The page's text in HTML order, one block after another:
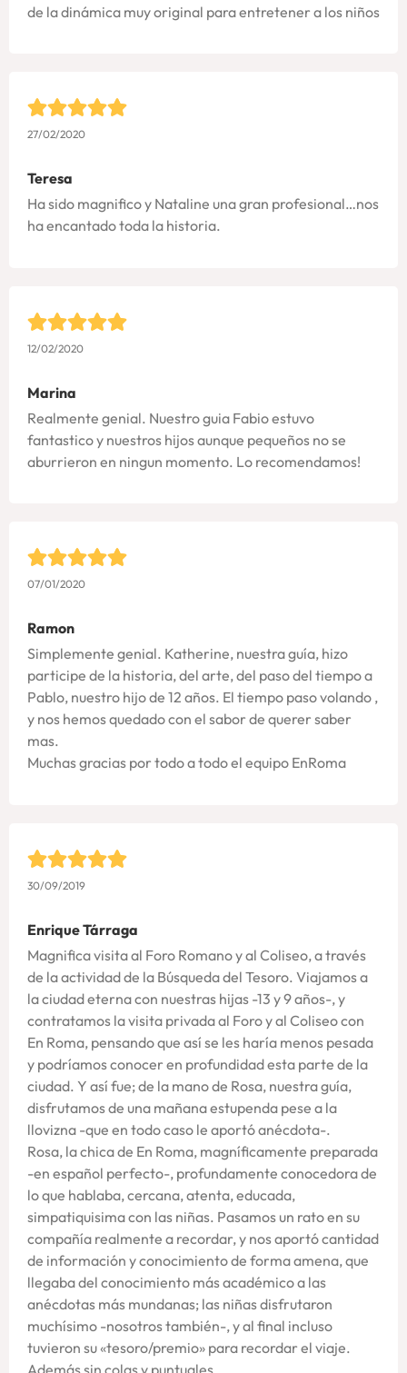
de la dinámica muy original para entretener a los niños
27/02/2020
Teresa
Ha sido magnifico y Nataline una gran profesional…nos
ha encantado toda la historia.
12/02/2020
Marina
Realmente genial. Nuestro guia Fabio estuvo
fantastico y nuestros hijos aunque pequeños no se
aburrieron en ningun momento. Lo recomendamos!
07/01/2020
Ramon
Simplemente genial. Katherine, nuestra guía, hizo
participe de la historia, del arte, del paso del tiempo a
Pablo, nuestro hijo de 12 años. El tiempo paso volando ,
y nos hemos quedado con el sabor de querer saber
mas.
Muchas gracias por todo a todo el equipo EnRoma
30/09/2019
Enrique Tárraga
Magnifica visita al Foro Romano y al Coliseo, a través
de la actividad de la Búsqueda del Tesoro. Viajamos a
la ciudad eterna con nuestras hijas -13 y 9 años-, y
contratamos la visita privada al Foro y al Coliseo con
En Roma, pensando que así se les haría menos pesada
y podríamos conocer en profundidad esta parte de la
ciudad. Y así fue; de la mano de Rosa, nuestra guía,
disfrutamos de una mañana estupenda pese a la
llovizna -que en todo caso le aportó anécdota-.
Rosa, la chica de En Roma, magníficamente preparada
-en español perfecto-, profundamente conocedora de
lo que hablaba, cercana, atenta, educada,
simpatiquisima con las niñas. Pasamos un rato en su
compañía realmente a recordar, y nos aportó cantidad
de información y conocimiento de forma amena, que
llegaba del conocimiento más académico a las
anécdotas más mundanas; las niñas disfrutaron
muchísimo -nosotros también-, y al final incluso
tuvieron su «tesoro/premio» para recordar el viaje.
Además sin colas y puntuales.